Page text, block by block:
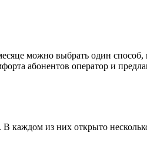
можно выбрать один
абонентов оператор и
каждом из них открыто